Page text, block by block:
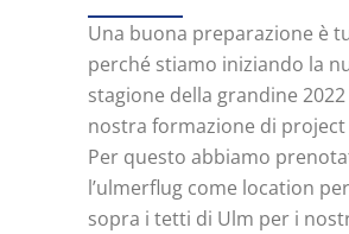
Una buona preparazione è
perché stiamo iniziando la
stagione della grandine
nostra formazione di
Per questo abbiamo
l’ulmerflug come location
sopra i tetti di Ulm per i